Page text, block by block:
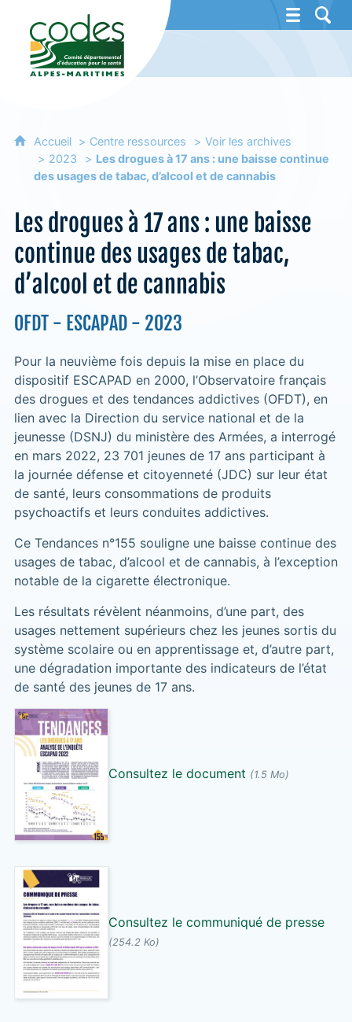
CoDES 06 - Comité départemental
Accueil Centre ressources
Voir les archives
2023
Les drogues à 17 ans : une baisse continue
des usages de tabac, d’alcool et de cannabis
Les drogues à 17 ans : une baisse
continue des usages de tabac,
d’alcool et de cannabis
OFDT - ESCAPAD - 2023
Pour la neuvième fois depuis la mise en place du
dispositif ESCAPAD en 2000, l’Observatoire français
des drogues et des tendances addictives (OFDT), en
lien avec la Direction du service national et de la
jeunesse (DSNJ) du ministère des Armées, a interrogé
en mars 2022, 23 701 jeunes de 17 ans participant à
la journée défense et citoyenneté (JDC) sur leur état
de santé, leurs consommations de produits
psychoactifs et leurs conduites addictives.
Ce Tendances n°155 souligne une baisse continue des
usages de tabac, d’alcool et de cannabis, à l’exception
notable de la cigarette électronique.
Les résultats révèlent néanmoins, d’une part, des
usages nettement supérieurs chez les jeunes sortis du
système scolaire ou en apprentissage et, d’autre part,
une dégradation importante des indicateurs de l’état
de santé des jeunes de 17 ans.
Consultez le document (1.5 Mo)
Consultez le communiqué de presse
(254.2 Ko)